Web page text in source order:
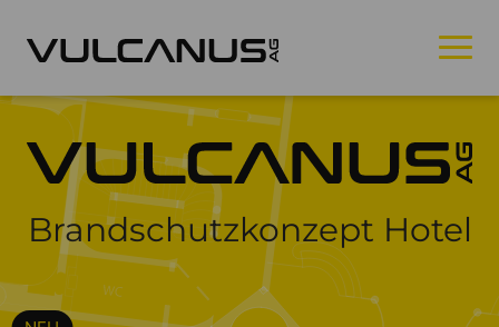
Brandschutzkonzept Hotel